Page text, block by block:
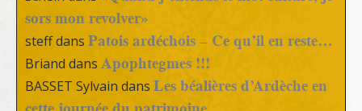
sors mon revolver»
steffdans Patois ardéchois – Ce qu’il en reste…
Briand dans Apophtegmes !!!
BASSET Sylvain dans Les béalières d’Ardèche en